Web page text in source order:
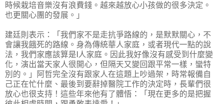
時候栽培音樂沒有浪費錢。越來越放心小孩做的很多決定。
也更關心團的發展。」
建廷則表示：「我們家不是走抗爭路線的，是默默關心，不
會讓我餓死的路線。身為傳統華人家庭，或者現代一點的說
法，我們家應該算是I人家庭。因此我好像沒有感受到什麼變
化，演出當天家人很開心，但隔天又變回跟平常一樣，蠻特
別的。」阿哲完全沒有跟家人在這題上吵過架，時常報備自
己正在忙什麼、最後到要辭掉醫院工作的決定時，長輩們很
放心也很支持！這些年來他有了體悟：「現在更多的是把握